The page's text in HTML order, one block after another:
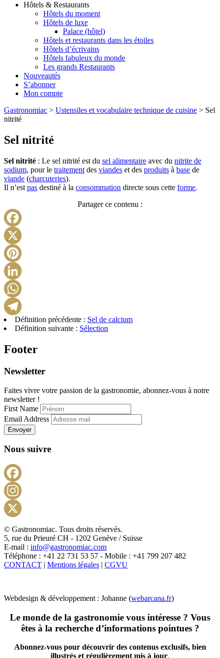
Hôtels & Restaurants
Hôtels du moment
Hôtels de luxe
Palace (hôtel)
Hôtels et restaurants dans les étoiles
Hôtels d’écrivains
Hôtels fabuleux du monde
Les grands Restaurants
Nouveautés
S’abonner
Mon compte
Gastronomiac > Ustensiles et vocabulaire technique de cuisine > Sel
nitrité
Sel nitrité
Sel nitrité : Le sel nitrité est du sel alimentaire avec du nitrite de
sodium, pour le traitement des viandes et des produits à base de
viande (charcuteries).
Il n’est pas destiné à la consommation directe sous cette forme.
Partager ce contenu :
Telegram
Définition précédente : Sel de calcium
Définition suivante : Sélection
Footer
Newsletter
Faites vivre votre passion de la gastronomie, abonnez-vous à notre
newsletter !
First Name
Email Address
Envoyer
Nous suivre
X
© Gastronomiac. Tous droits réservés.
5, rue du Prieuré CH - 1202 Genève / Suisse
E-mail : info@gastronomiac.com
Téléphone : +41 22 731 53 57 - Mobile : +41 799 207 482
CONTACT | Mentions légales | CGVU
Webdesign & développement : Johanne (webarcana.fr)
Le monde de la gastronomie vous intéresse ? Vous
êtes à la recherche d’informations pointues ?
Abonnez-vous pour découvrir des contenus exclusifs, bien
illustrés et régulièrement mis à jour.